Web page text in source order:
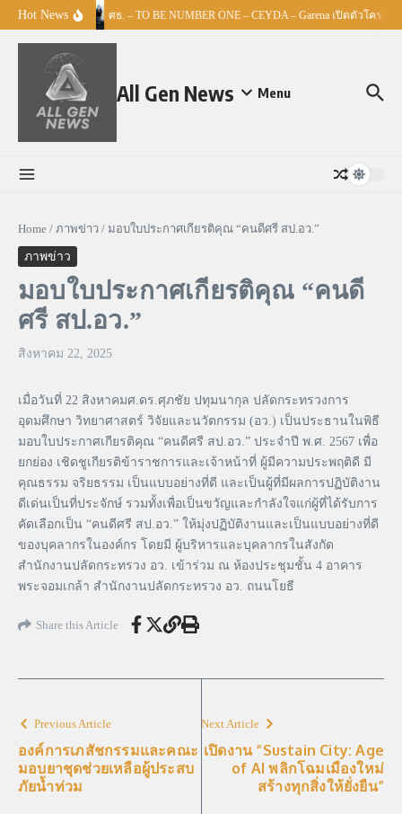
Skip to content
Hot News ศธ. – TO BE NUMBER ONE – CEYDA – Garena เปิดตัวโครง
All Gen News Menu
Home / ภาพข่าว / มอบใบประกาศเกียรติคุณ “คนดีศรี สป.อว.”
ภาพข่าว
มอบใบประกาศเกียรติคุณ “คนดี
ศรี สป.อว.”
สิงหาคม 22, 2025
เมื่อวันที่ 22 สิงหาคมศ.ดร.ศุภชัย ปทุมนากุล ปลัดกระทรวงการ
อุดมศึกษา วิทยาศาสตร์ วิจัยและนวัตกรรม (อว.) เป็นประธานในพิธี
มอบใบประกาศเกียรติคุณ “คนดีศรี สป.อว.” ประจำปี พ.ศ. 2567 เพื่อ
ยกย่อง เชิดชูเกียรติข้าราชการและเจ้าหน้าที่ ผู้มีความประพฤติดี มี
คุณธรรม จริยธรรม เป็นแบบอย่างที่ดี และเป็นผู้ที่มีผลการปฏิบัติงาน
ดีเด่นเป็นที่ประจักษ์ รวมทั้งเพื่อเป็นขวัญและกําลังใจแก่ผู้ที่ได้รับการ
คัดเลือกเป็น “คนดีศรี สป.อว.” ให้มุ่งปฏิบัติงานและเป็นแบบอย่างที่ดี
ของบุคลากรในองค์กร โดยมี ผู้บริหารและบุคลากรในสังกัด
สำนักงานปลัดกระทรวง อว. เข้าร่วม ณ ห้องประชุมชั้น 4 อาคาร
พระจอมเกล้า สำนักงานปลัดกระทรวง อว. ถนนโยธี
Share this Article
Previous Article
องค์การเภสัชกรรมและคณะ
มอบยาชุดช่วยเหลือผู้ประสบ
ภัยน้ำท่วม
Next Article
เปิดงาน “Sustain City: Age
of AI พลิกโฉมเมืองใหม่
สร้างทุกสิ่งให้ยั่งยืน”